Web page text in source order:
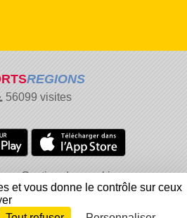
REGIONS
56099 visites
Gestion des cookies
Signaler un contenu inapproprié
et vous donne le contrôle sur ceux